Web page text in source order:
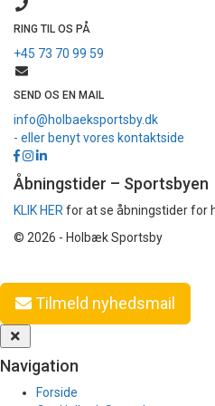
RING TIL OS PÅ
+45 73 70 99 59
SEND OS EN MAIL
info@holbaeksportsby.dk
- eller benyt vores kontaktside
Åbningstider – Sportsbyen
KLIK HERfor at se åbningstider for
© 2026 - Holbæk Sportsby
Tilmeld nyhedsmail
Navigation
Forside